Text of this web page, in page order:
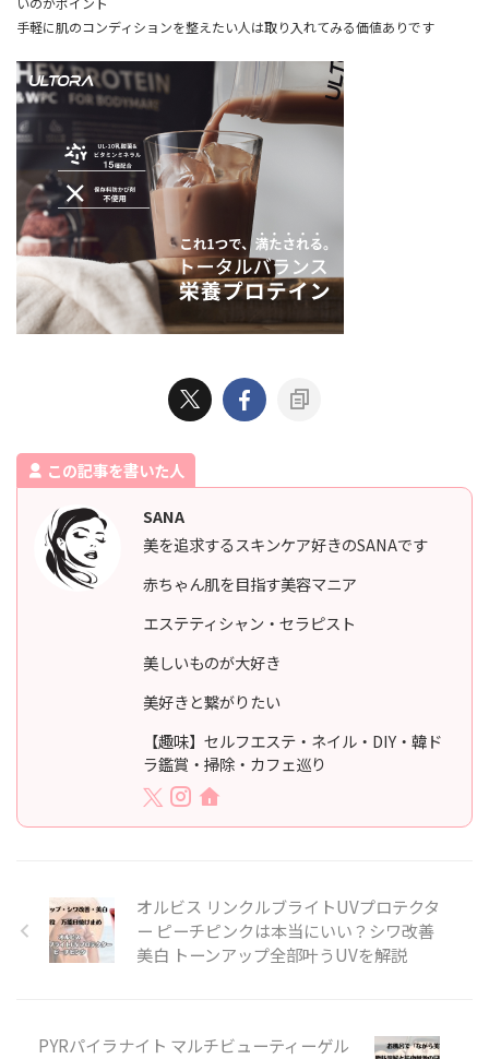
手軽に肌のコンディションを整えたい人は取り入れてみる価値ありです
この記事を書いた人
SANA
美を追求するスキンケア好きのSANAです
赤ちゃん肌を目指す美容マニア
エステティシャン・セラピスト
美しいものが大好き
美好きと繋がりたい
【趣味】セルフエステ・ネイル・DIY・韓ド
ラ鑑賞・掃除・カフェ巡り
オルビス リンクルブライトUVプロテクタ
ー ピーチピンクは本当にいい？シワ改善
美白 トーンアップ全部叶うUVを解説
PYRパイラナイト マルチビューティーゲル